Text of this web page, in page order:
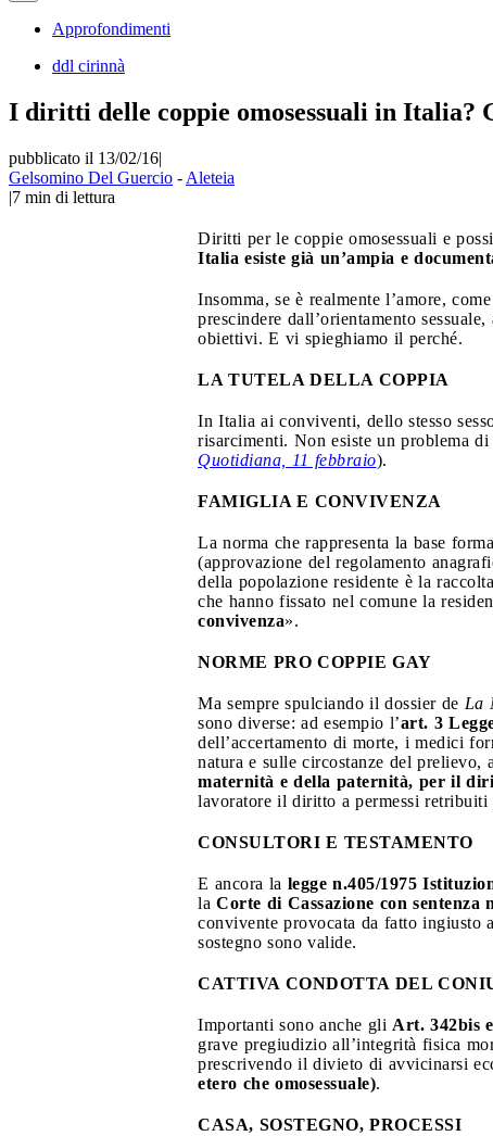
Approfondimenti
ddl cirinnà
I diritti delle coppie omosessuali in Italia?
pubblicato il 13/02/16|
Gelsomino Del Guercio - Aleteia
|7 min di lettura
Diritti per le coppie omosessuali e
Italia esiste già un’ampia e
Insomma, se è realmente l’amore,
prescindere dall’orientamento
obiettivi. E vi spieghiamo il perché.
LA TUTELA DELLA COPPIA
In Italia ai conviventi, dello stesso
risarcimenti. Non esiste un problema
Quotidiana, 11 febbraio).
FAMIGLIA E CONVIVENZA
La norma che rappresenta la base
(approvazione del regolamento
della popolazione residente è la
che hanno fissato nel comune la
convivenza».
NORME PRO COPPIE GAY
Ma sempre spulciando il dossier de La
sono diverse: ad esempio l’art. 3
dell’accertamento di morte, i medici
natura e sulle circostanze del prelievo,
maternità e della paternità, per il
lavoratore il diritto a permessi retribuiti
CONSULTORI E TESTAMENTO
E ancora la legge n.405/1975
la Corte di Cassazione con sentenza
convivente provocata da fatto ingiusto
sostegno sono valide.
CATTIVA CONDOTTA DEL
Importanti sono anche gli Art. 342bis
grave pregiudizio all’integrità fisica
prescrivendo il divieto di avvicinarsi
etero che omosessuale).
CASA, SOSTEGNO, PROCESSI